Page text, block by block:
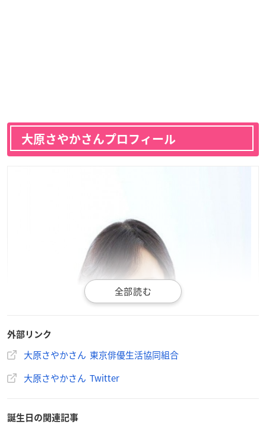
大原さやかさんプロフィール
外部リンク
大原さやかさん 東京俳優生活協同組合
大原さやかさん Twitter
誕生日の関連記事